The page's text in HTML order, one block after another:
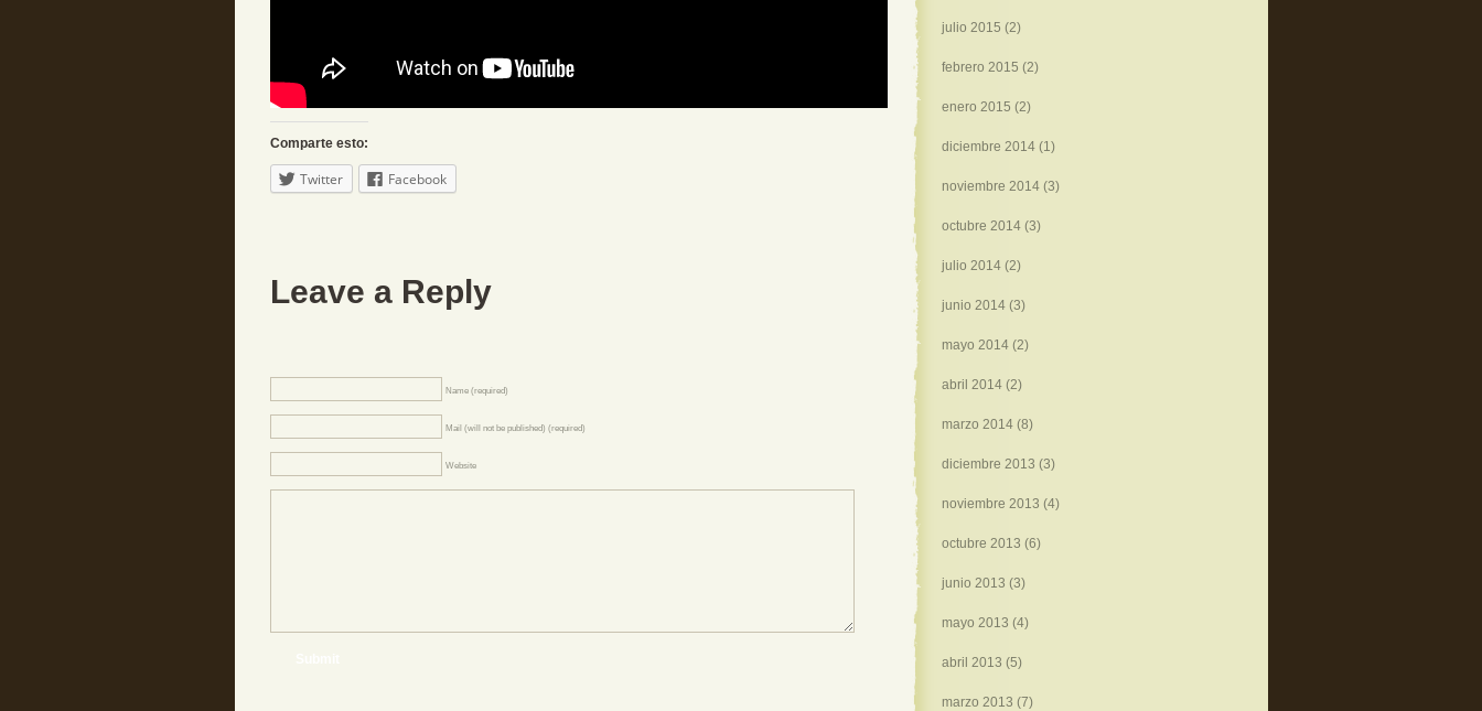
Comparte esto:
Twitter Facebook
Leave a Reply
Name (required)
Mail (will not be published) (required)
Website
julio 2015 (2)
febrero 2015 (2)
enero 2015 (2)
diciembre 2014(1)
noviembre 2014(3)
octubre 2014(3)
julio 2014(2)
junio 2014(3)
mayo 2014(2)
abril 2014(2)
marzo 2014(8)
diciembre 2013 (3)
noviembre 2013 (4)
octubre 2013 (6)
junio 2013 (3)
mayo 2013 (4)
abril 2013 (5)
marzo 2013 (7)